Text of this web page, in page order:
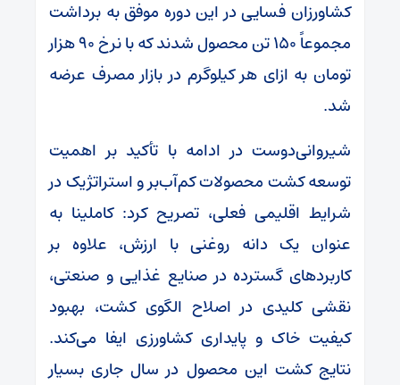
کشاورزان فسایی در این دوره موفق به برداشت
مجموعاً ۱۵۰ تن محصول شدند که با نرخ ۹۰ هزار
تومان به ازای هر کیلوگرم در بازار مصرف عرضه
شد.
شیروانی‌دوست در ادامه با تأکید بر اهمیت
توسعه کشت محصولات کم‌آب‌بر و استراتژیک در
شرایط اقلیمی فعلی، تصریح کرد: کاملینا به
عنوان یک دانه روغنی با ارزش، علاوه بر
کاربردهای گسترده در صنایع غذایی و صنعتی،
نقشی کلیدی در اصلاح الگوی کشت، بهبود
کیفیت خاک و پایداری کشاورزی ایفا می‌کند.
نتایج کشت این محصول در سال جاری بسیار